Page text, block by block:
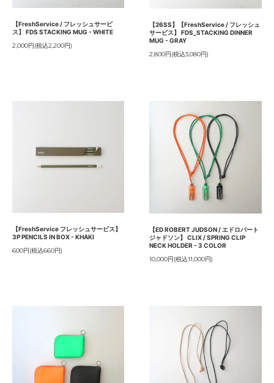
【FreshService / フレッシュサービ
ス】 FDS STACKING MUG - WHITE
2,000円(税込2,200円)
【26SS】【FreshService / フレッシュ
サービス】 FDS_STACKING DINNER
MUG - GRAY
2,800円(税込3,080円)
【FreshService フレッシュサービス】
3P PENCILS IN BOX - KHAKI
600円(税込660円)
【ED ROBERT JUDSON / エドロバート
ジャドソン】 CLIX / SPRING CLIP
NECK HOLDER - 3 COLOR
10,000円(税込11,000円)